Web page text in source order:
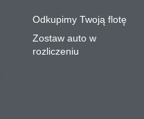
Odkupimy Twoją flotę
Zostaw auto w
rozliczeniu